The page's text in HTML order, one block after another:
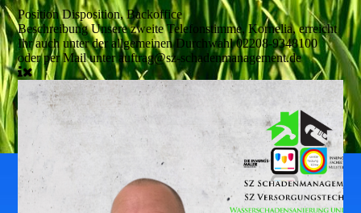
PositionDisposition, Backoffice
BeschreibungUnsere zweite Telefonstimme, Kornelia, erreicht
Ihr auch unter der allgemeinen Durchwahl 02208-9348100
oder per Mail unter auftrag@sz-schadenmanagement.de